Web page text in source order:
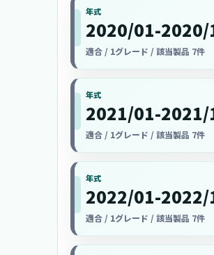
年式
2020/01-2020/
適合 / 1グレード / 該当製品 7件
年式
2021/01-2021/
適合 / 1グレード / 該当製品 7件
年式
2022/01-2022/
適合 / 1グレード / 該当製品 7件